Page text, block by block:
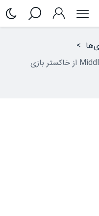
>
بازی Middle-earth: Shadow of Mordor از خاکستر بازی